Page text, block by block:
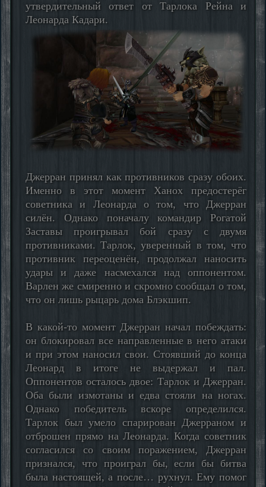
утвердительный ответ от Тарлока Рейна и
Леонарда Кадари.
Джерран принял как противников сразу обоих.
Именно в этот момент Ханох предостерёг
советника и Леонарда о том, что Джерран
силён. Однако поначалу командир Рогатой
Заставы проигрывал бой сразу с двумя
противниками. Тарлок, уверенный в том, что
противник переоценён, продолжал наносить
удары и даже насмехался над оппонентом.
Варлен же смиренно и скромно сообщал о том,
что он лишь рыцарь дома Блэкшип.
В какой-то момент Джерран начал побеждать:
он блокировал все направленные в него атаки
и при этом наносил свои. Стоявший до конца
Леонард в итоге не выдержал и пал.
Оппонентов осталось двое: Тарлок и Джерран.
Оба были измотаны и едва стояли на ногах.
Однако победитель вскоре определился.
Тарлок был умело спарирован Джерраном и
отброшен прямо на Леонарда. Когда советник
согласился со своим поражением, Джерран
признался, что проиграл бы, если бы битва
была настоящей, а после… рухнул. Ему помог